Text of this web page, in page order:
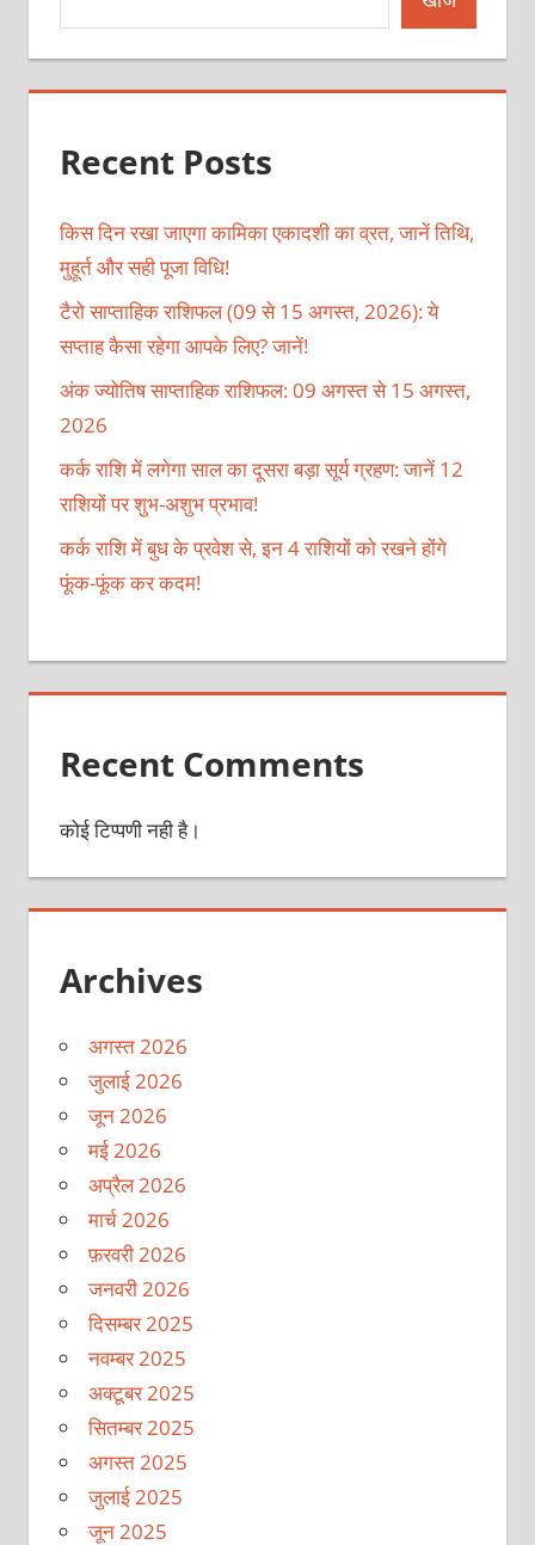
Recent Posts
किस दिन रखा जाएगा कामिका एकादशी का व्रत, जानें तिथि,
मुहूर्त और सही पूजा विधि!
टैरो साप्ताहिक राशिफल (09 से 15 अगस्त, 2026): ये
सप्ताह कैसा रहेगा आपके लिए? जानें!
अंक ज्योतिष साप्ताहिक राशिफल: 09 अगस्त से 15 अगस्त,
2026
कर्क राशि में लगेगा साल का दूसरा बड़ा सूर्य ग्रहण: जानें 12
राशियों पर शुभ-अशुभ प्रभाव!
कर्क राशि में बुध के प्रवेश से, इन 4 राशियों को रखने होंगे
फूंक-फूंक कर कदम!
Recent Comments
कोई टिप्पणी नही है।
Archives
अगस्त 2026
जुलाई 2026
जून 2026
मई 2026
अप्रैल 2026
मार्च 2026
फ़रवरी 2026
जनवरी 2026
दिसम्बर 2025
नवम्बर 2025
अक्टूबर 2025
सितम्बर 2025
अगस्त 2025
जुलाई 2025
जून 2025